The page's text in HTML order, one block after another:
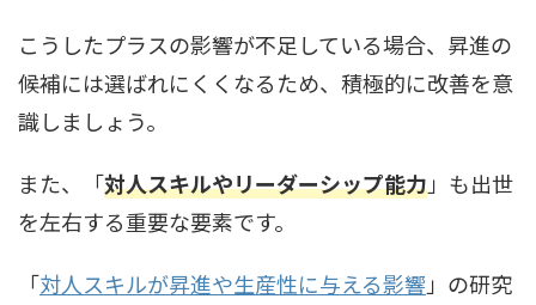
こうしたプラスの影響が不足している場合、昇進の
候補には選ばれにくくなるため、積極的に改善を意
識しましょう。
また、「対人スキルやリーダーシップ能力」も出世
を左右する重要な要素です。
「対人スキルが昇進や生産性に与える影響」の研究